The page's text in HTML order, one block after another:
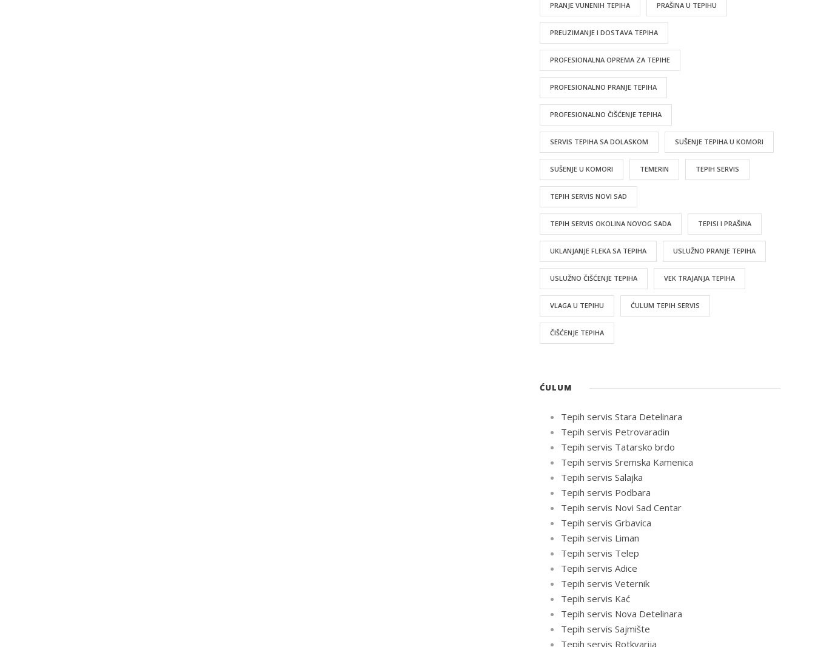
PRANJE VUNENIH TEPIHA PRAŠINA U TEPIHU
PREUZIMANJE I DOSTAVA TEPIHA
PROFESIONALNA OPREMA ZA TEPIHE
PROFESIONALNO PRANJE TEPIHA
PROFESIONALNO ČIŠĆENJE TEPIHA
SERVIS TEPIHA SA DOLASKOM SUŠENJE TEPIHA U KOMORI
SUŠENJE U KOMORI TEMERIN TEPIH SERVIS
TEPIH SERVIS NOVI SAD
TEPIH SERVIS OKOLINA NOVOG SADA TEPISI I PRAŠINA
UKLANJANJE FLEKA SA TEPIHA USLUŽNO PRANJE TEPIHA
USLUŽNO ČIŠĆENJE TEPIHA VEK TRAJANJA TEPIHA
VLAGA U TEPIHU ĆULUM TEPIH SERVIS
ČIŠĆENJE TEPIHA
ĆULUM
Tepih servis Stara Detelinara
Tepih servis Petrovaradin
Tepih servis Tatarsko brdo
Tepih servis Sremska Kamenica
Tepih servis Salajka
Tepih servis Podbara
Tepih servis Novi Sad Centar
Tepih servis Grbavica
Tepih servis Liman
Tepih servis Telep
Tepih servis Adice
Tepih servis Veternik
Tepih servis Kać
Tepih servis Nova Detelinara
Tepih servis Sajmište
Tepih servis Rotkvarija